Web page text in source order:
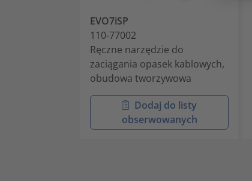
EVO7iSP
110-77002
Ręczne narzędzie do
zaciągania opasek kablowych,
obudowa tworzywowa
Dodaj do listy
obserwowanych